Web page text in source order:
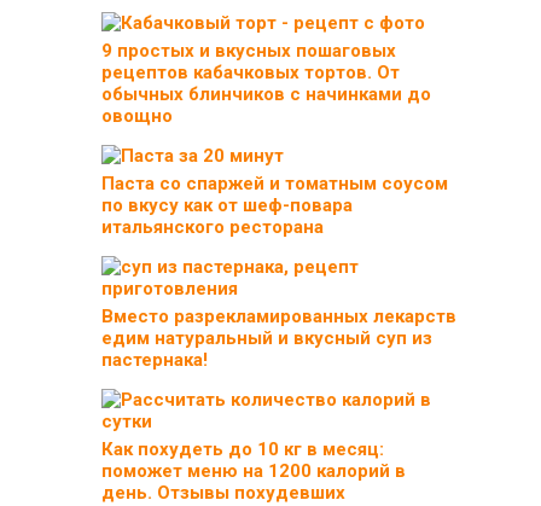
9 простых и вкусных пошаговых
рецептов кабачковых тортов. От
обычных блинчиков с начинками до
овощно
Паста со спаржей и томатным соусом
по вкусу как от шеф-повара
итальянского ресторана
Вместо разрекламированных лекарств
едим натуральный и вкусный суп из
пастернака!
Как похудеть до 10 кг в месяц:
поможет меню на 1200 калорий в
день. Отзывы похудевших